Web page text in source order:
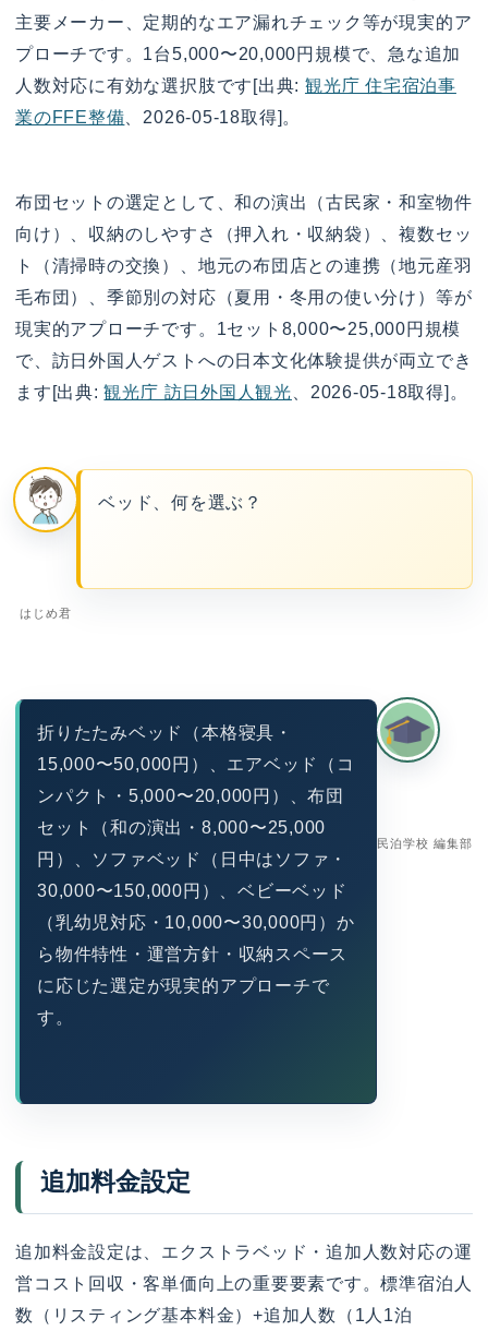
主要メーカー、定期的なエア漏れチェック等が現実的ア
プローチです。1台5,000〜20,000円規模で、急な追加
人数対応に有効な選択肢です[出典: 観光庁 住宅宿泊事
業のFFE整備 、2026-05-18取得]。
布団セットの選定として、和の演出（古民家・和室物件
向け）、収納のしやすさ（押入れ・収納袋）、複数セッ
ト（清掃時の交換）、地元の布団店との連携（地元産羽
毛布団）、季節別の対応（夏用・冬用の使い分け）等が
現実的アプローチです。1セット8,000〜25,000円規模
で、訪日外国人ゲストへの日本文化体験提供が両立でき
ます[出典:観光庁 訪日外国人観光 、2026-05-18取得]。
はじめ君
ベッド、何を選ぶ？
民泊学校 編集部
折りたたみベッド（本格寝具・
15,000〜50,000円）、エアベッド（コ
ンパクト・5,000〜20,000円）、布団
セット（和の演出・8,000〜25,000
円）、ソファベッド（日中はソファ・
30,000〜150,000円）、ベビーベッド
（乳幼児対応・10,000〜30,000円）か
ら物件特性・運営方針・収納スペース
に応じた選定が現実的アプローチで
す。
追加料金設定
追加料金設定は、エクストラベッド・追加人数対応の運
営コスト回収・客単価向上の重要要素です。標準宿泊人
数（リスティング基本料金）+追加人数（1人1泊